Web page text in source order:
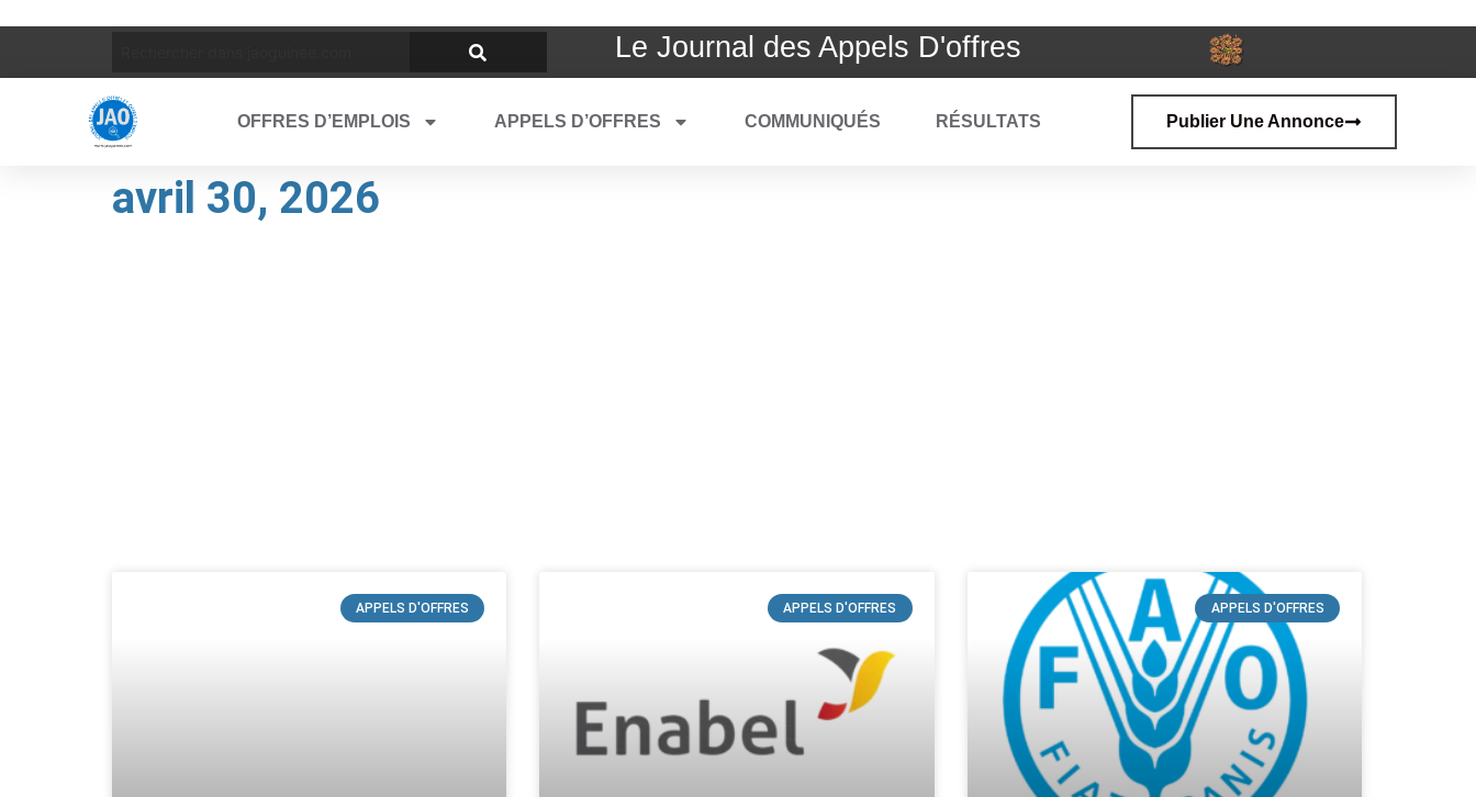
Le Journal des Appels D'offres
OFFRES D’EMPLOIS APPELS D’OFFRES COMMUNIQUÉS RÉSULTATS Publier Une Annonce
avril 30, 2026
APPELS D'OFFRES APPELS D'OFFRES APPELS D'OFFRES